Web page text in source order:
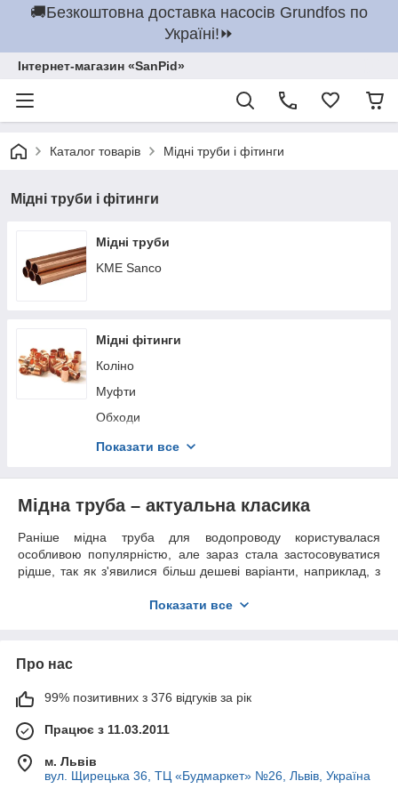
🚚Безкоштовна доставка насосів Grundfos по
Україні!⏩
Інтернет-магазин «SanPid»
Каталог товарів Мідні труби і фітинги
Мідні труби і фітинги
Мідні труби
KME Sanco
Мідні фітинги
Коліно
Муфти
Обходи
Трійники
Показати все
Мідна труба – актуальна класика
Раніше мідна труба для водопроводу користувалася
особливою популярністю, але зараз стала застосовуватися
рідше, так як з'явилися більш дешеві варіанти, наприклад, з
матеріалу володіють підвищеною стійкістю до утворення
SANPID. Тут представлена продукція від різних виробників:
SANCO, FRIGOTEC та інших.
Плюси використання труб з міді
Труби з міді мають масу переваг:
великий асортимент;
Показати все
Про нас
99% позитивних з 376 відгуків за рік
Працює з 11.03.2011
м. Львів
вул. Щирецька 36, ТЦ «Будмаркет» №26, Львів, Україна